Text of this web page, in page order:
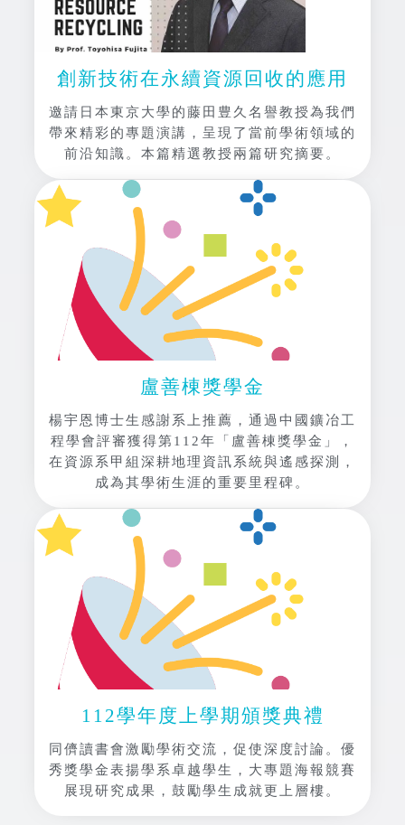
創新技術在永續資源回收的應用
邀請日本東京大學的藤田豊久名譽教授為我們
帶來精彩的專題演講，呈現了當前學術領域的
前沿知識。本篇精選教授兩篇研究摘要。
盧善棟獎學金
楊宇恩博士生感謝系上推薦，通過中國鑛冶工
程學會評審獲得第112年「盧善棟獎學金」，
在資源系甲組深耕地理資訊系統與遙感探測，
成為其學術生涯的重要里程碑。
112學年度上學期頒獎典禮
同儕讀書會激勵學術交流，促使深度討論。優
秀獎學金表揚學系卓越學生，大專題海報競賽
展現研究成果，鼓勵學生成就更上層樓。